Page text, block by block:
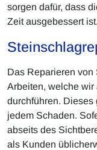
sorgen dafür, dass
Zeit ausgebessert ist.
Das Reparieren von
Arbeiten, welche
durchführen.
jedem Schaden.
abseits des
als Kunden